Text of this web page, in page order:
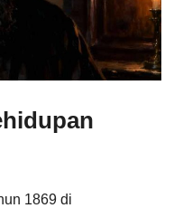
1869 di